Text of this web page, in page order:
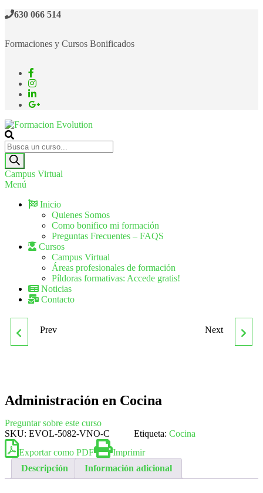
630 066 514
Formaciones y Cursos Bonificados
Formacion Evolution
Cursos de formación continua
Campus Virtual
Menú
Inicio
Quienes Somos
Como bonifico mi formación
Preguntas Frecuentes – FAQS
Cursos
Campus Virtual
Áreas profesionales de formación
Píldoras formativas: Accede gratis!
Noticias
Contacto
Prev MF1090_1 RECEPCIÓN Y
Next
Administración en Cocina
Preguntar sobre este curso
SKU: EVOL-5082-VNO-C Etiqueta: Cocina
Exportar como PDF
Imprimir
Descripción
Información adicional